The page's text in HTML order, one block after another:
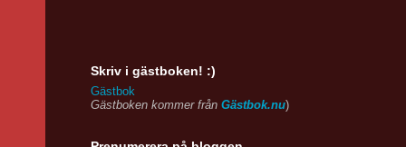
Skriv i gästboken! :)
Gästbok
Gästboken kommer från Gästbok.nu)